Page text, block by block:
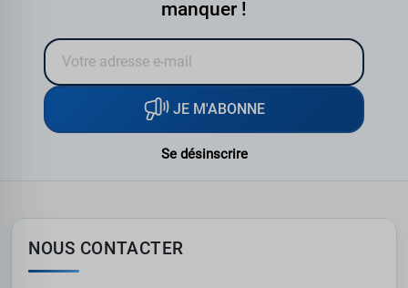
manquer !
JE M'ABONNE
Se désinscrire
NOUS CONTACTER